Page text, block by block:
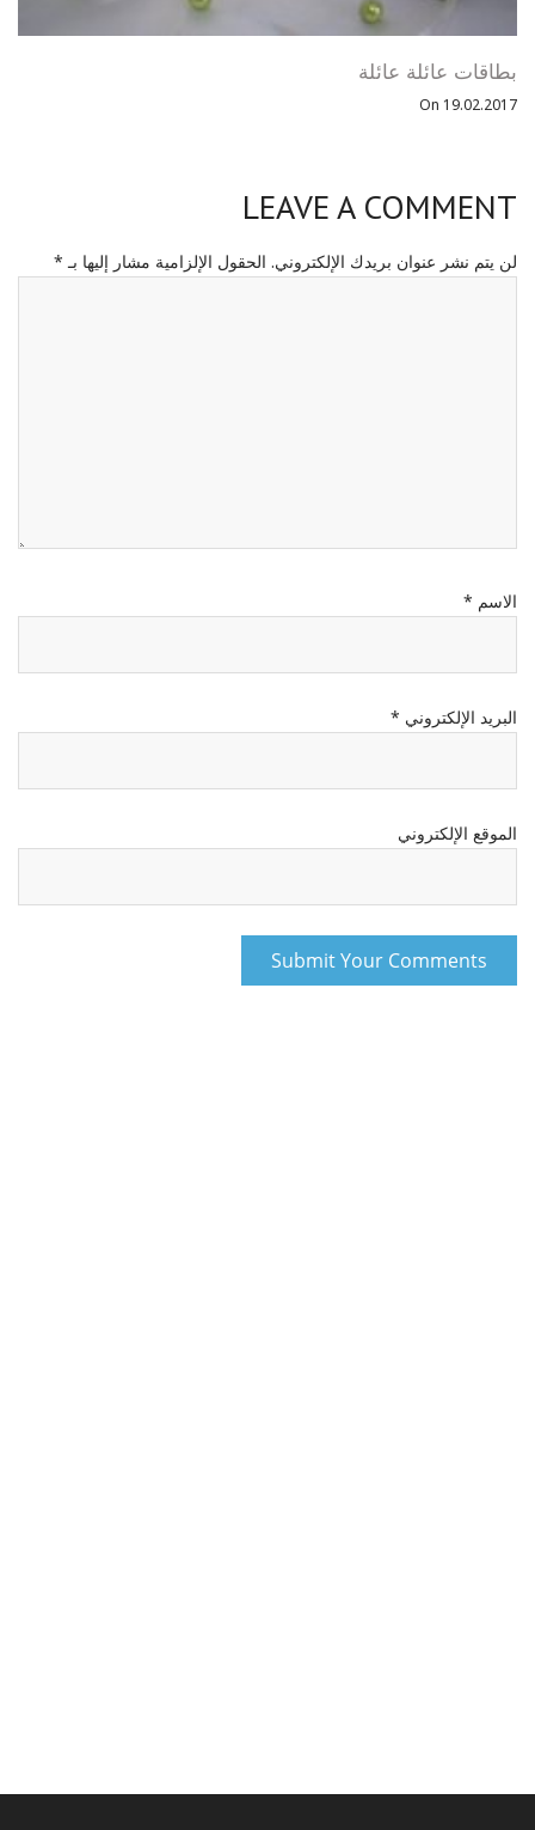
بطاقات عائلة عائلة
On 19.02.2017
LEAVE A COMMENT
لن يتم نشر عنوان بريدك الإلكتروني. الحقول الإلزامية مشار إليها بـ *
الاسم *
البريد الإلكتروني *
الموقع الإلكتروني